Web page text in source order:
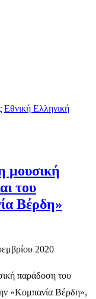
Εθνική Ελληνική
μουσική
του
Βέρδη»
2020
παράδοση του
«Κομπανία Βέρδη»,